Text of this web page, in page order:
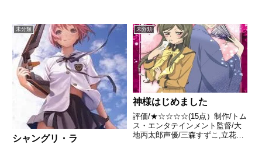
未分類
シャングリ・ラ
未分類
神様はじめました
評価/★☆☆☆☆(15点）制作/トム
ス・エンタテインメント監督/大
地丙太郎声優/三森すずこ,立花慎